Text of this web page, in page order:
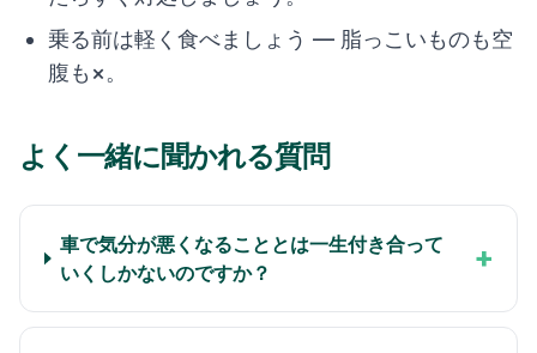
乗る前は軽く食べましょう — 脂っこいものも空
腹も×。
よく一緒に聞かれる質問
車で気分が悪くなることとは一生付き合って
いくしかないのですか？
+